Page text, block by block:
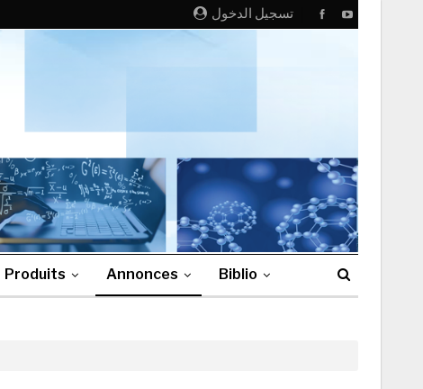
تسجيل الدخول
Produits Annonces Biblio